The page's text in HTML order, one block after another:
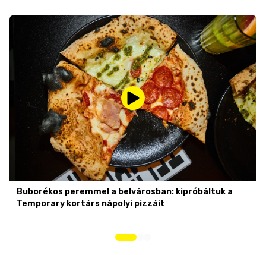
Buborékos peremmel a belvárosban: kipróbáltuk a
Temporary kortárs nápolyi pizzáit